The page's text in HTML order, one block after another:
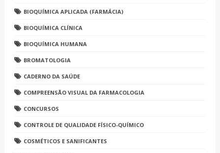
BIOQUÍMICA APLICADA (FARMÁCIA)
BIOQUÍMICA CLÍNICA
BIOQUÍMICA HUMANA
BROMATOLOGIA
CADERNO DA SAÚDE
COMPREENSÃO VISUAL DA FARMACOLOGIA
CONCURSOS
CONTROLE DE QUALIDADE FÍSICO-QUÍMICO
COSMÉTICOS E SANIFICANTES